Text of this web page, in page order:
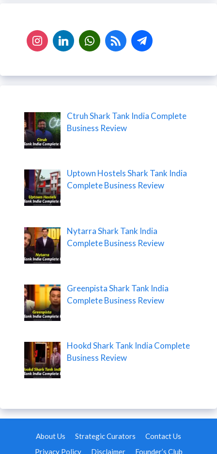
Ctruh Shark Tank India Complete
Business Review
Uptown Hostels Shark Tank India
Complete Business Review
Nytarra Shark Tank India
Complete Business Review
Greenpista Shark Tank India
Complete Business Review
Hookd Shark Tank India Complete
Business Review
About Us Strategic Curators
Contact Us
Privacy Policy
Disclaimer Founder’s Club